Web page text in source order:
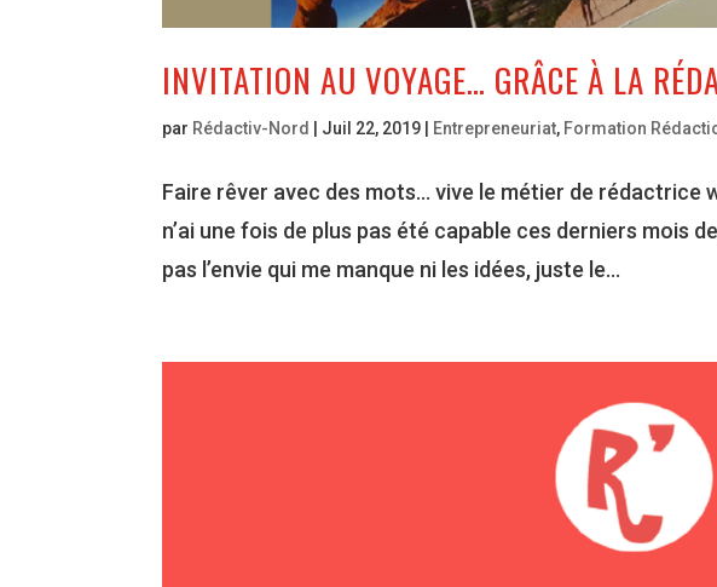
INVITATION AU VOYAGE… GRÂCE À LA
par Rédactiv-Nord Juil 22, 2019 Entrepreneuriat, Formation
Faire rêver avec des mots… vive le métier de rédactrice
n’ai une fois de plus pas été capable ces derniers mois
pas l’envie qui me manque ni les idées, juste le...